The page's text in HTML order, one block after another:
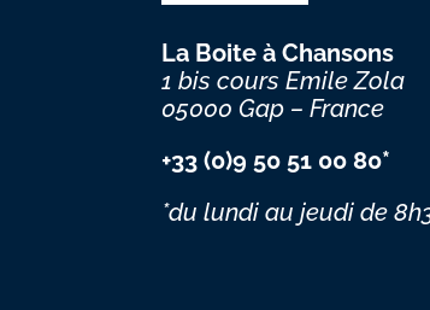
La Boite à Chansons
1 bis cours Emile Zola
05000 Gap – France
+33 (0)9 50 51 00 80*
*du lundi au jeudide